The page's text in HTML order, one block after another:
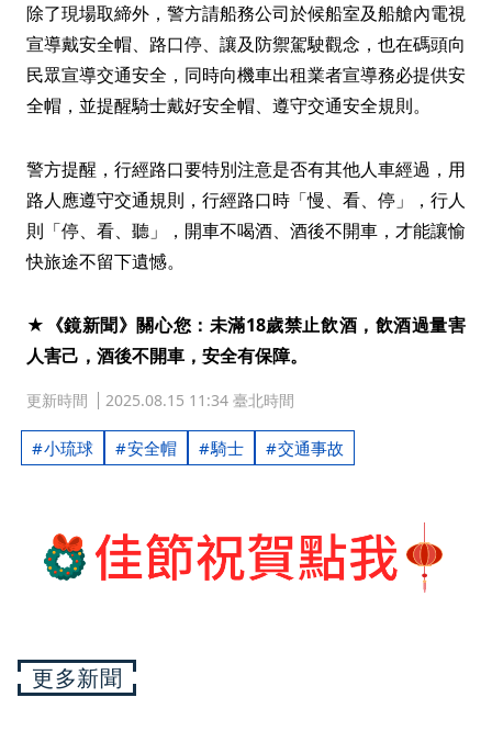
除了現場取締外，警方請船務公司於候船室及船艙內電視
宣導戴安全帽、路口停、讓及防禦駕駛觀念，也在碼頭向
民眾宣導交通安全，同時向機車出租業者宣導務必提供安
全帽，並提醒騎士戴好安全帽、遵守交通安全規則。
警方提醒，行經路口要特別注意是否有其他人車經過，用
路人應遵守交通規則，行經路口時「慢、看、停」，行人
則「停、看、聽」，開車不喝酒、酒後不開車，才能讓愉
快旅途不留下遺憾。
★《鏡新聞》關心您：未滿18歲禁止飲酒，飲酒過量害
人害己，酒後不開車，安全有保障。
更新時間 2025.08.15 11:34 臺北時間
小琉球 安全帽 騎士 交通事故
更多新聞